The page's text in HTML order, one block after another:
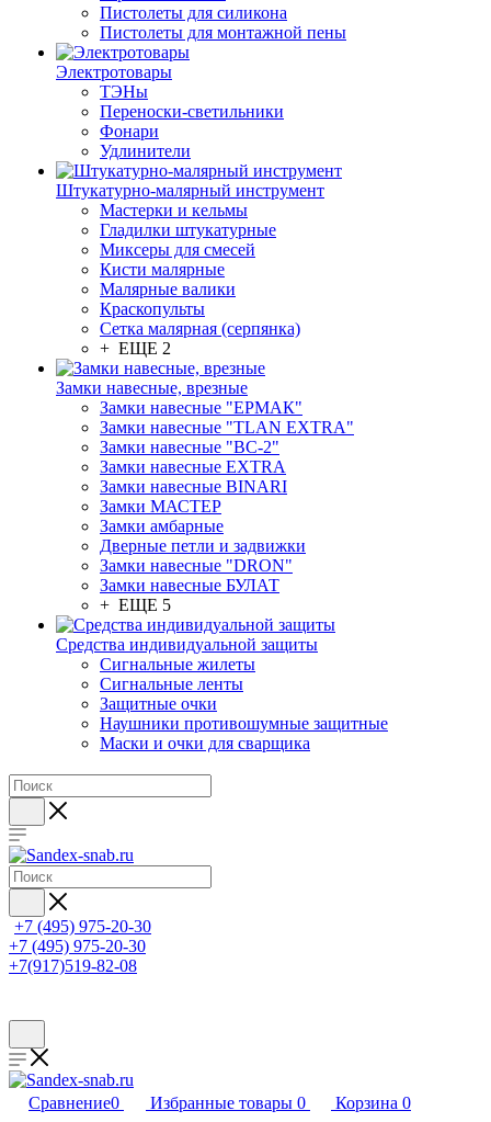
Пистолеты для силикона
Пистолеты для монтажной пены
Электротовары
ТЭНы
Переноски-светильники
Фонари
Удлинители
Штукатурно-малярный инструмент
Мастерки и кельмы
Гладилки штукатурные
Миксеры для смесей
Кисти малярные
Малярные валики
Краскопульты
Сетка малярная (серпянка)
+ ЕЩЕ 2
Замки навесные, врезные
Замки навесные "ЕРМАК"
Замки навесные "TLAN EXTRA"
Замки навесные "ВС-2"
Замки навесные EXTRA
Замки навесные BINARI
Замки МАСТЕР
Замки амбарные
Дверные петли и задвижки
Замки навесные "DRON"
Замки навесные БУЛАТ
+ ЕЩЕ 5
Средства индивидуальной защиты
Сигнальные жилеты
Сигнальные ленты
Защитные очки
Наушники противошумные защитные
Маски и очки для сварщика
+7 (495) 975-20-30
+7 (495) 975-20-30
+7(917)519-82-08
Сравнение0 Избранные товары 0 Корзина 0